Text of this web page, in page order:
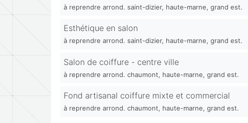
à reprendre arrond. saint-dizier, haute-marne, grand est.
Esthétique en salon
à reprendre arrond. saint-dizier, haute-marne, grand est.
Salon de coiffure - centre ville
à reprendre arrond. chaumont, haute-marne, grand est.
Fond artisanal coiffure mixte et commercial
à reprendre arrond. chaumont, haute-marne, grand est.